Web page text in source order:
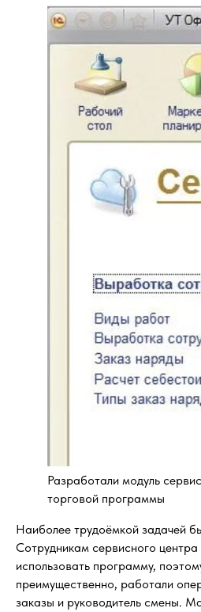
Разработали модуль
торговой программы
Наиболее трудоёмкой задачей
Сотрудникам сервисного
использовать программу,
преимущественно, работали
заказы и руководитель смены.